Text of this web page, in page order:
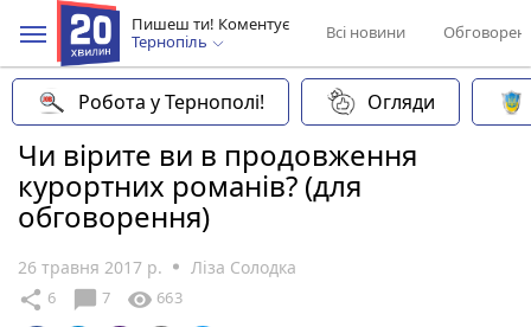
Пишеш ти! Коментує
Тернопіль
Всі новини
Робота у Тернополі! Огляди
Чи вірите ви в продовження
курортних романів? (для
обговорення)
26 травня 2017 р. Ліза Солодка
share 6 chat_bubble 7 visibility 663